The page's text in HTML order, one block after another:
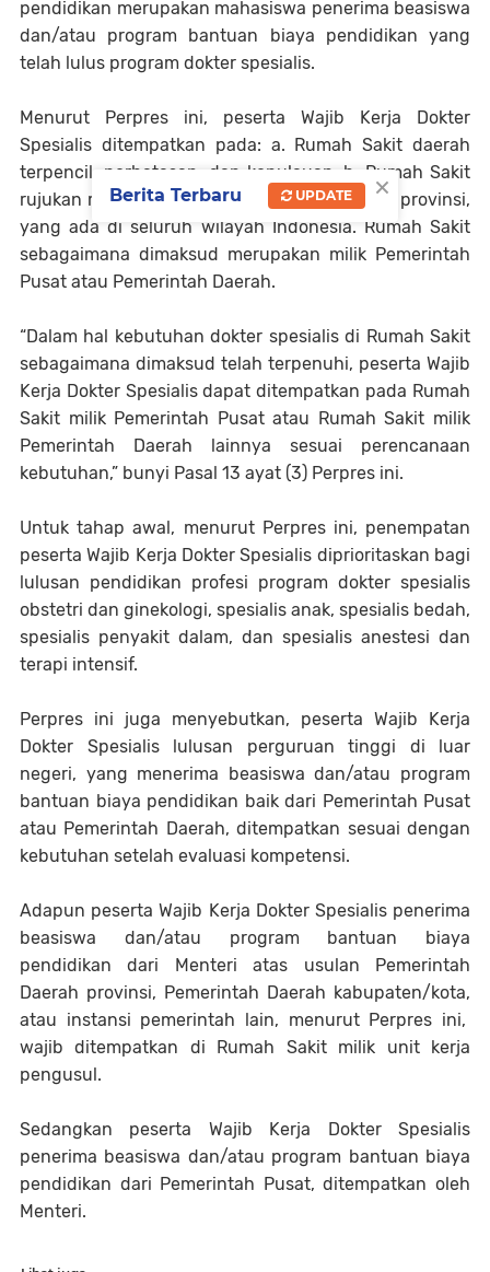
pendidikan merupakan mahasiswa penerima beasiswa
dan/atau program bantuan biaya pendidikan yang
telah lulus program dokter spesialis.
Menurut Perpres ini, peserta Wajib Kerja Dokter
Spesialis ditempatkan pada: a. Rumah Sakit daerah
terpencil, perbatasan, dan kepulauan; b. Rumah Sakit
rujukan regional; atau c. Rumah Sakit rujukan provinsi,
yang ada di seluruh wilayah Indonesia. Rumah Sakit
sebagaimana dimaksud merupakan milik Pemerintah
Pusat atau Pemerintah Daerah.
“Dalam hal kebutuhan dokter spesialis di Rumah Sakit
sebagaimana dimaksud telah terpenuhi, peserta Wajib
Kerja Dokter Spesialis dapat ditempatkan pada Rumah
Sakit milik Pemerintah Pusat atau Rumah Sakit milik
Pemerintah Daerah lainnya sesuai perencanaan
kebutuhan,” bunyi Pasal 13 ayat (3) Perpres ini.
Untuk tahap awal, menurut Perpres ini, penempatan
peserta Wajib Kerja Dokter Spesialis diprioritaskan bagi
lulusan pendidikan profesi program dokter spesialis
obstetri dan ginekologi, spesialis anak, spesialis bedah,
spesialis penyakit dalam, dan spesialis anestesi dan
terapi intensif.
Perpres ini juga menyebutkan, peserta Wajib Kerja
Dokter Spesialis lulusan perguruan tinggi di luar
negeri, yang menerima beasiswa dan/atau program
bantuan biaya pendidikan baik dari Pemerintah Pusat
atau Pemerintah Daerah, ditempatkan sesuai dengan
kebutuhan setelah evaluasi kompetensi.
Adapun peserta Wajib Kerja Dokter Spesialis penerima
beasiswa dan/atau program bantuan biaya
pendidikan dari Menteri atas usulan Pemerintah
Daerah provinsi, Pemerintah Daerah kabupaten/kota,
atau instansi pemerintah lain, menurut Perpres ini,
wajib ditempatkan di Rumah Sakit milik unit kerja
pengusul.
Sedangkan peserta Wajib Kerja Dokter Spesialis
penerima beasiswa dan/atau program bantuan biaya
pendidikan dari Pemerintah Pusat, ditempatkan oleh
Menteri.
×
Berita Terbaru UPDATE